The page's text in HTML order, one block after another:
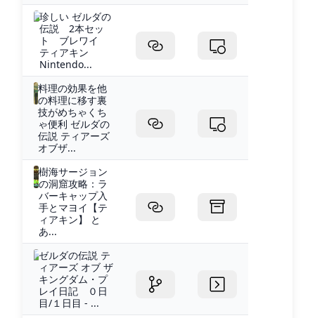
珍しい ゼルダの
伝説 2本セッ
ト ブレワイ
ティアキン
Nintendo...
料理の効果を他
の料理に移す裏
技がめちゃくち
ゃ便利 ゼルダの
伝説 ティアーズ
オブザ...
樹海サージョン
の洞窟攻略：ラ
バーキャップ入
手とマヨイ【テ
ィアキン】 と
あ...
ゼルダの伝説 テ
ィアーズ オブ ザ
キングダム・プ
レイ日記 ０日
目/１日目 - ...